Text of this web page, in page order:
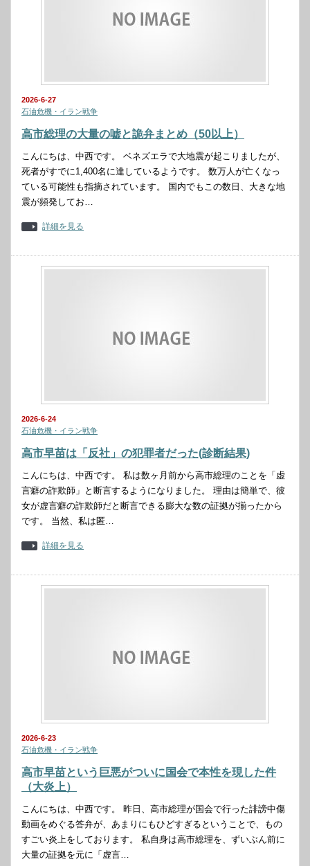
2026-6-27
石油危機・イラン戦争
高市総理の大量の嘘と詭弁まとめ（50以上）
こんにちは、中西です。 ベネズエラで大地震が起こりましたが、
死者がすでに1,400名に達しているようです。 数万人が亡くなっ
ている可能性も指摘されています。 国内でもこの数日、大きな地
震が頻発してお…
詳細を見る
2026-6-24
石油危機・イラン戦争
高市早苗は「反社」の犯罪者だった(診断結果)
こんにちは、中西です。 私は数ヶ月前から高市総理のことを「虚
言癖の詐欺師」と断言するようになりました。 理由は簡単で、彼
女が虚言癖の詐欺師だと断言できる膨大な数の証拠が揃ったから
です。 当然、私は匿…
詳細を見る
2026-6-23
石油危機・イラン戦争
高市早苗という巨悪がついに国会で本性を現した件
（大炎上）
こんにちは、中西です。 昨日、高市総理が国会で行った誹謗中傷
動画をめぐる答弁が、あまりにもひどすぎるということで、もの
すごい炎上をしております。 私自身は高市総理を、ずいぶん前に
大量の証拠を元に「虚言…